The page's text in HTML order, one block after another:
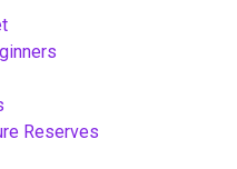
Reserves